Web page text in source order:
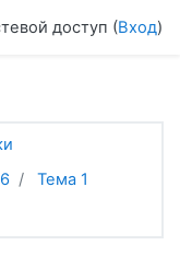
доступ (Вход)
Тема 1